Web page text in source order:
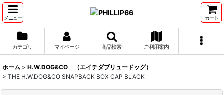
メニュー カート
カテゴリ マイページ 商品検索 ご利用案内
ホーム > H.W.DOG&CO （エイチダブリュードッグ）
> THE H.W.DOG&CO SNAPBACK BOX CAP BLACK